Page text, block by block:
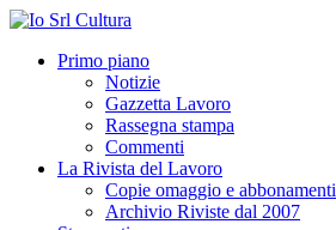
Primo piano
Notizie
Gazzetta Lavoro
Rassegna stampa
Commenti
La Rivista del Lavoro
Copie omaggio e abbonamenti
Archivio Riviste dal 2007